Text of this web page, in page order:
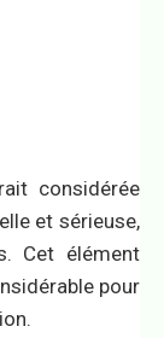
considérée
et sérieuse,
Cet élément
pour